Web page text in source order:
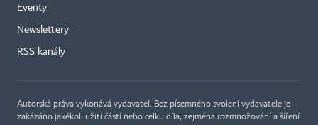
Eventy
Newslettery
RSS kanály
Autorská práva vykonává vydavatel. Bez písemného svolení vydavatele je
zakázáno jakékoli užití částí nebo celku díla, zejména rozmnožování a šíření